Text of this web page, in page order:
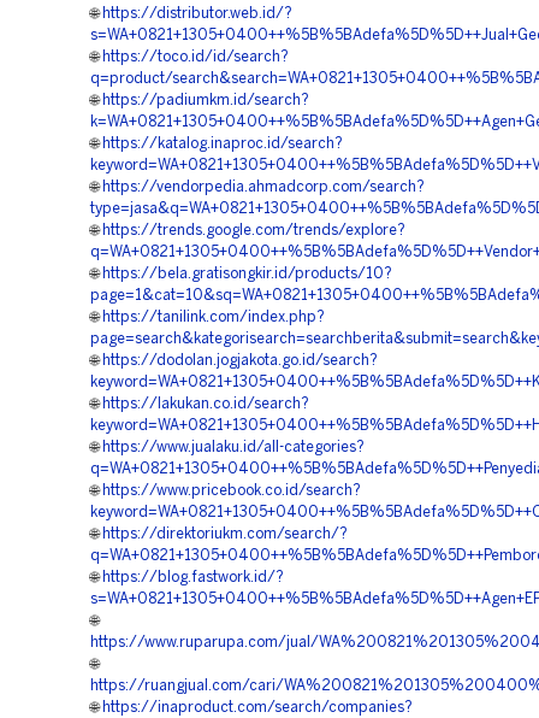
🌐 https://distributor.web.id/?
🌐 https://toco.id/id/search?
q=product/
🌐 https://padiumkm.id/search?
🌐 https://katalog.inaproc.id/search?
🌐 https://vendorpedia.ahmadcorp.com/search?
🌐 https://trends.google.com/trends/explore?
🌐 https://bela.gratisongkir.id/products/10?
🌐 https://tanilink.com/index.php?
🌐 https://dodolan.jogjakota.go.id/search?
🌐 https://lakukan.co.id/search?
🌐 https://www.jualaku.id/all-categories?
🌐 https://www.pricebook.co.id/search?
🌐 https://direktoriukm.com/search/?
🌐 https://blog.fastwork.id/?
🌐
https://www.ruparupa.com/jual/
🌐
https://ruangjual.com/cari/
🌐 https://inaproduct.com/search/companies?